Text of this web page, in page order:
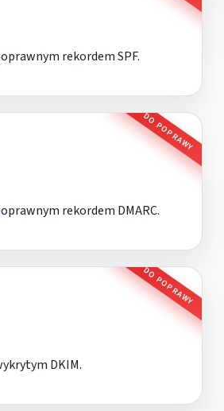
rekordem SPF.
DO POPRAWY
rekordem DMARC.
DO POPRAWY
DKIM.